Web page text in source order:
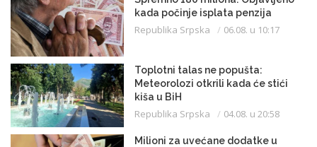
kada počinje isplata penzija
Republika Srpska 06.08. u 10:17
Toplotni talas ne popušta:
Meteorolozi otkrili kada će stići
kiša u BiH
Republika Srpska 04.08. u 20:58
Milioni za uvećane dodatke u